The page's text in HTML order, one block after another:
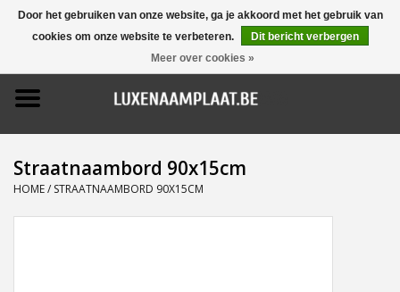
0 Artikelen - €0,00
Home
Promoties
Naamborden
Straatnaambord 90x15cm
HOME/ STRAATNAAMBORD 90X15CM
Door het gebruiken van onze website, ga je akkoord met het gebruik van
cookies om onze website te verbeteren.
Dit bericht verbergen
Meer over cookies »